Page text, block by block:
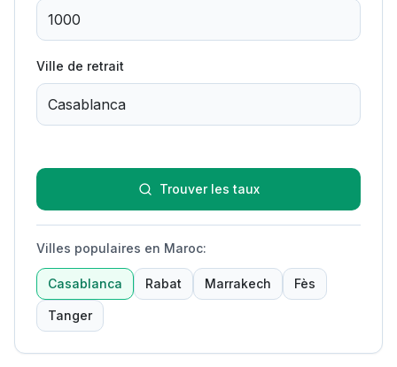
Ville de retrait
Trouver les taux
Villes populaires en Maroc:
Casablanca Rabat Marrakech Fès
Tanger